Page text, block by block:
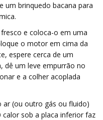
um brinquedo bacana para
e coloca-o em uma
o motor em cima da
espere cerca de um
dê um leve empurrão no
e a colher acoplada
ar (ou outro gás ou fluido)
sob a placa inferior faz